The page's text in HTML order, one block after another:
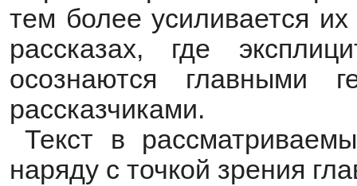
тем более усиливается
рассказах, где
осознаются главными
рассказчиками.
Текст в
наряду с точкой зрения